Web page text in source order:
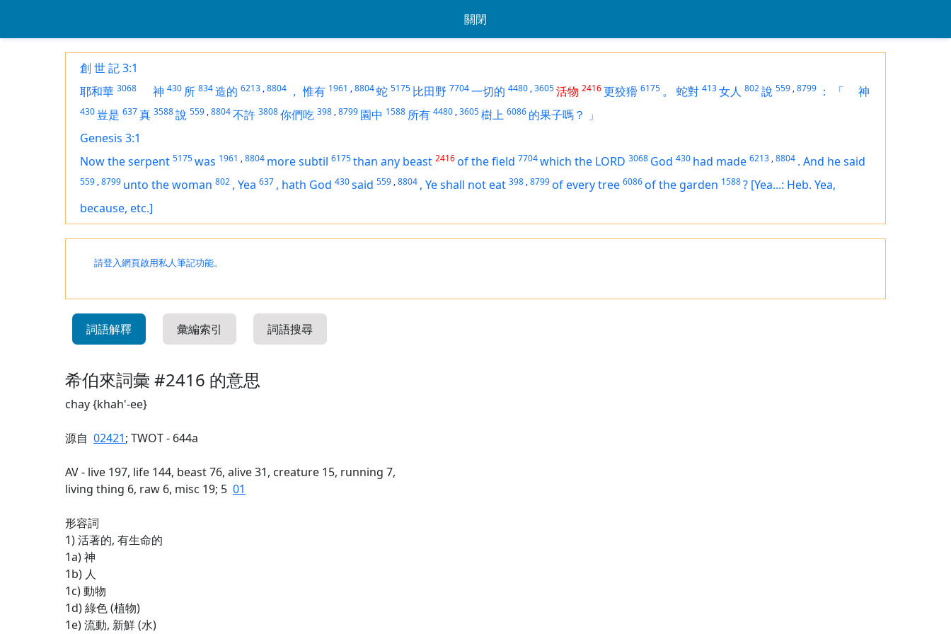
關閉
創 世 記 3:1
耶和華 3068 神 430 所 834造的 6213 ,8804 ， 惟有 1961 ,8804蛇 5175 比田野 7704一切的 4480 ,3605活物 2416更狡猾 6175 。 蛇對 413女人 802說 559 ,8799 ： 「 神
430 豈是 637真 3588說 559 ,8804不許 3808你們吃 398 ,8799 園中 1588 所有 4480 ,3605樹上 6086 的果子嗎？ 」
Genesis 3:1
Now the serpent 5175was 1961 ,8804 more subtil 6175than any beast 2416of the field 7704which the LORD 3068 God 430 had made 6213 ,8804 . And he said
559 ,8799 unto the woman 802 , Yea 637 , hath God 430said 559 ,8804 , Ye shall not eat 398 ,8799of every tree 6086of the garden 1588? [Yea...: Heb. Yea,
because, etc.]
請登入網頁啟用私人筆記功能。
詞語解釋 彙編索引 詞語搜尋
希伯來詞彙 #2416 的意思
chay {khah'-ee}
源自 02421; TWOT - 644a
AV - live 197, life 144, beast 76, alive 31, creature 15, running 7,
living thing 6, raw 6, misc 19; 5 01
形容詞
1) 活著的, 有生命的
1a) 神
1b) 人
1c) 動物
1d) 綠色 (植物)
1e) 流動, 新鮮 (水)